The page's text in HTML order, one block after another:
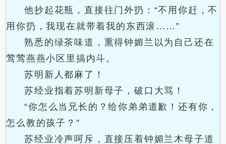
他抄起花瓶，直接往门外扔：“不用你赶，不
用你扔，我现在就带着我的东西滚……”
熟悉的绿茶味道，熏得钟媚兰以为自己还在
莺莺燕燕小区里搞内斗。
苏明新人都麻了！
苏经业指着苏明新母子，破口大骂！
“你怎么当兄长的？给你弟弟道歉！还有你，
怎么教的孩子？”
苏经业冷声呵斥，直接压着钟媚兰木母子道